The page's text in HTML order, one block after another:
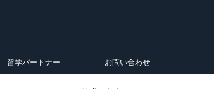
留学パートナー お問い合わせ